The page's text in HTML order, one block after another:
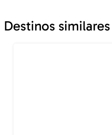
Destinos similares